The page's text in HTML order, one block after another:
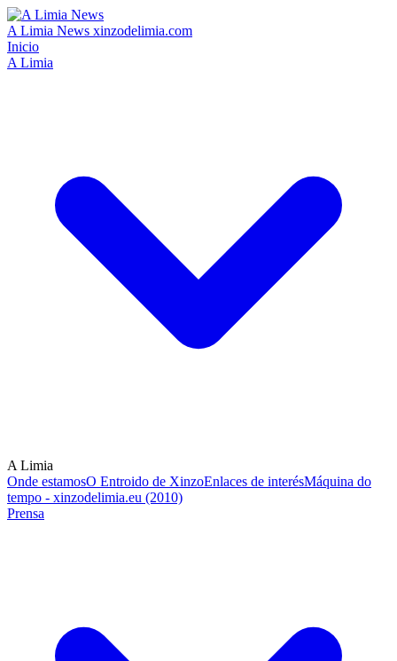
A Limia News xinzodelimia.com
Inicio
A Limia
A Limia
Onde estamosO Entroido de XinzoEnlaces de interésMáquina do
tempo - xinzodelimia.eu (2010)
Prensa